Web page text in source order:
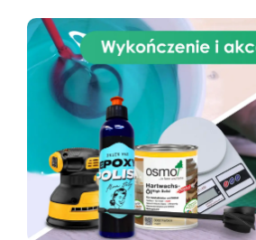
A: 5000±1000 Część B:
mieszania (A:B): 1:1 (waga)
30–40 minut Czas
godzin Twardość Shore A: 10±2
450 Wytrzymałość na
Instrukcje użycia i
Przygotowanie mieszanki:
(przeźroczystą) z częścią B
proporcji 1:1 wagowo. Na
A z 100 g części B. Użyj
Naczynie do mieszania:
od tłuszczu. Mieszanie: